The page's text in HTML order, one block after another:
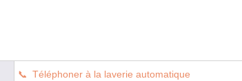
Téléphoner à la laverie automatique